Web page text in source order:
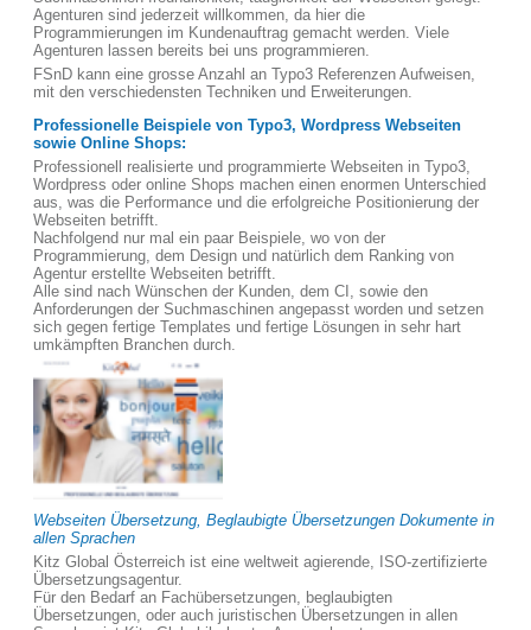
Agenturen sind jederzeit willkommen, da hier die
Programmierungen im Kundenauftrag gemacht werden. Viele
Agenturen lassen bereits bei uns programmieren.
FSnD kann eine grosse Anzahl an Typo3 Referenzen Aufweisen,
mit den verschiedensten Techniken und Erweiterungen.
Professionelle Beispiele von Typo3, Wordpress Webseiten
sowie Online Shops:
Professionell realisierte und programmierte Webseiten in Typo3,
Wordpress oder online Shops machen einen enormen Unterschied
aus, was die Performance und die erfolgreiche Positionierung der
Webseiten betrifft.
Nachfolgend nur mal ein paar Beispiele, wo von der
Programmierung, dem Design und natürlich dem Ranking von
Agentur erstellte Webseiten betrifft.
Alle sind nach Wünschen der Kunden, dem CI, sowie den
Anforderungen der Suchmaschinen angepasst worden und setzen
sich gegen fertige Templates und fertige Lösungen in sehr hart
umkämpften Branchen durch.
Webseiten Übersetzung, Beglaubigte Übersetzungen Dokumente in
allen Sprachen
Kitz Global Österreich ist eine weltweit agierende, ISO-zertifizierte
Übersetzungsagentur.
Für den Bedarf an Fachübersetzungen, beglaubigten
Übersetzungen, oder auch juristischen Übersetzungen in allen